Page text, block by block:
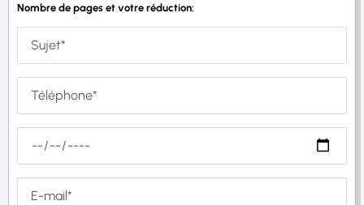
Nombre de pages et votre réduction: